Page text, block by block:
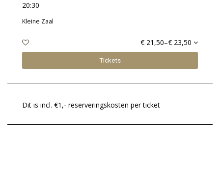
20:30
Kleine Zaal
€ 21,50–€ 23,50
Tickets
Dit is incl. €1,- reserveringskosten per ticket